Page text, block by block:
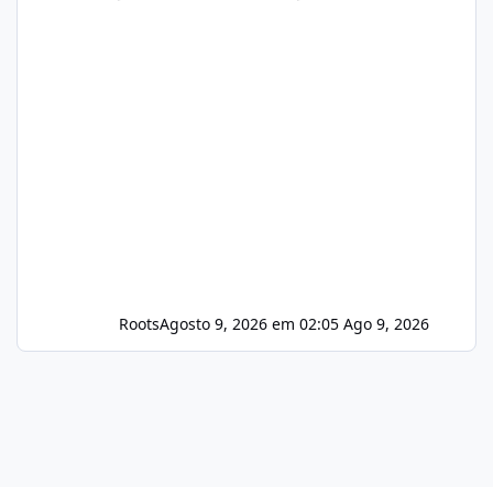
RootsAgosto 9, 2026 em 02:05 Ago 9, 2026